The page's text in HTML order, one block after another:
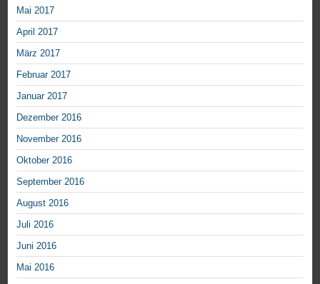
Mai 2017
April 2017
März 2017
Februar 2017
Januar 2017
Dezember 2016
November 2016
Oktober 2016
September 2016
August 2016
Juli 2016
Juni 2016
Mai 2016